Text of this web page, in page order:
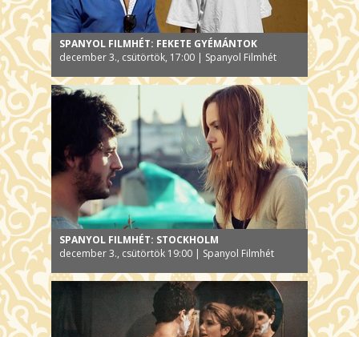
SPANYOL FILMHÉT: FEKETE GYÉMÁNTOK
december 3., csütörtök, 17:00 | Spanyol Filmhét
SPANYOL FILMHÉT: STOCKHOLM
december 3., csütörtök 19:00 | Spanyol Filmhét